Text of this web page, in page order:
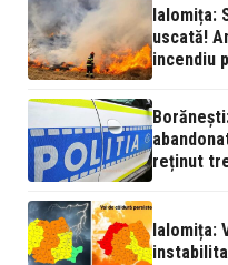
Ialomița:
uscată!
incendiu
reținut
Ialomița: